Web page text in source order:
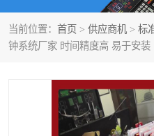
当前位置： 首页 > 供应商机 > 标
钟系统厂家 时间精度高 易于安装
体育场馆影像采集回放系